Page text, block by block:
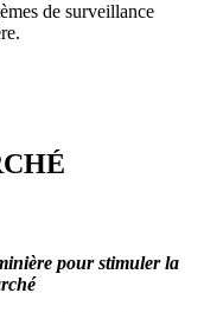
de surveillance
pour stimuler la